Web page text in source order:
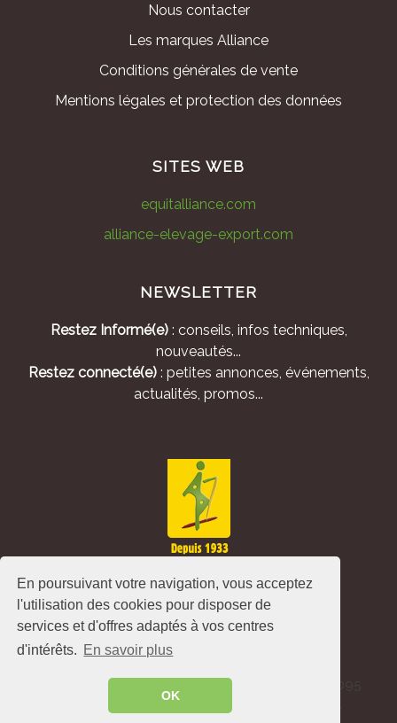
En poursuivant votre navigation, vous acceptez
l'utilisation des cookies pour disposer de
services et d'offres adaptés à vos centres
d'intérêts. En savoir plus
OK
Nous contacter
Les marques Alliance
Conditions générales de vente
Mentions légales et protection des données
SITES WEB
equitalliance.com
alliance-elevage-export.com
NEWSLETTER
Restez Informé(e): conseils, infos techniques,
nouveautés...
Restez connecté(e): petites annonces, événements,
actualités, promos...
Alliance Pastorale - Avenue de l'Europe - CS 80095
-86502 Montmorillon Cedex - France ©